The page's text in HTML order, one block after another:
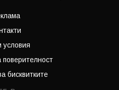
поверителност
бисквитките